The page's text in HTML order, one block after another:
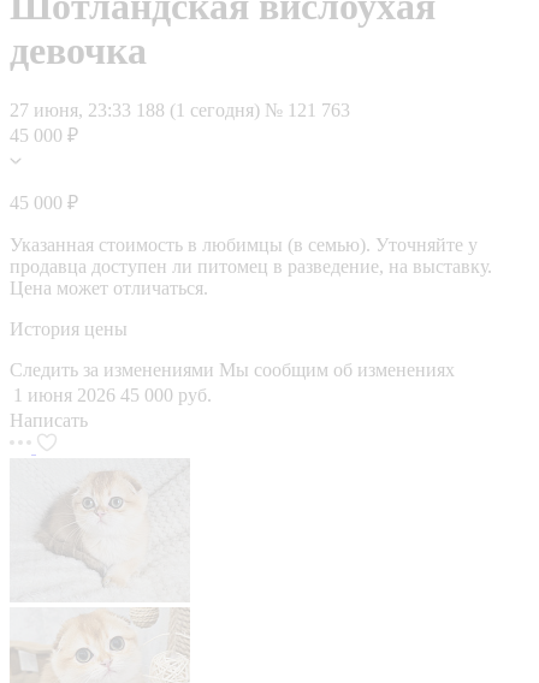
девочка
27 июня, 23:33 188 (1 сегодня) № 121 763
45 000 ₽
45 000 ₽
Указанная стоимость в любимцы (в семью). Уточняйте у
продавца доступен ли питомец в разведение, на выставку.
Цена может отличаться.
История цены
Следить за изменениями Мы сообщим об изменениях
1 июня 2026 45 000 руб.
Написать